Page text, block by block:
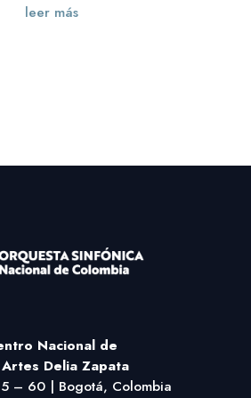
leer más
Nacional de
Delia Zapata
– 60 | Bogotá, Colombia